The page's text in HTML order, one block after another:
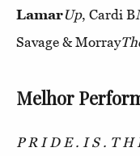
LamarUp, Cardi B
Savage & Morray
Melhor
P R I D E . I S . T H